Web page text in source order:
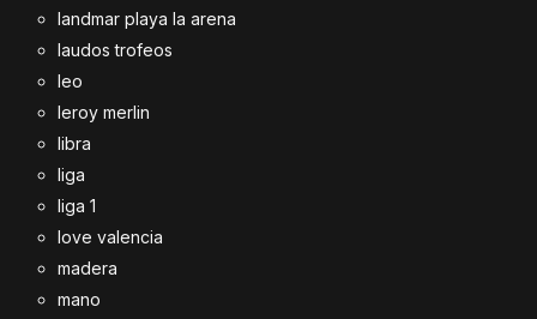
landmar playa la arena
laudos trofeos
leo
leroy merlin
libra
liga
liga 1
love valencia
madera
mano